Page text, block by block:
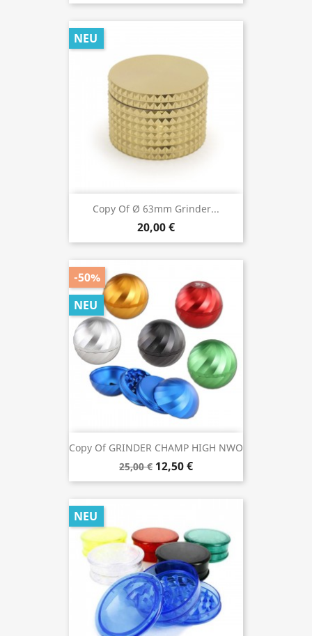
Copy Of Ø 63mm Grinder...
20,00 €
NEU
Copy Of GRINDER CHAMP HIGH NWO
25,00 € 12,50 €
-50%
NEU
NEU